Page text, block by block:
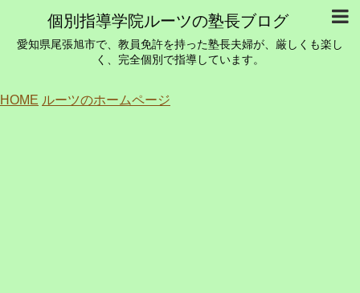
個別指導学院ルーツの塾長ブログ
愛知県尾張旭市で、教員免許を持った塾長夫婦が、厳しくも楽し
く、完全個別で指導しています。
HOME ルーツのホームページ